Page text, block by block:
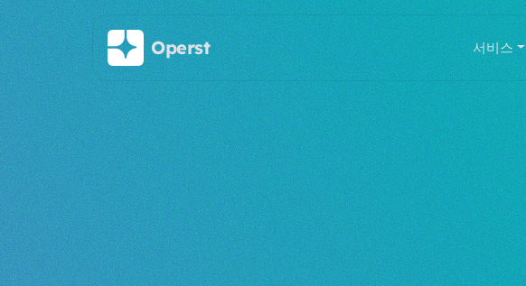
주요 콘텐츠로 건너뛰기
Operst 서비스